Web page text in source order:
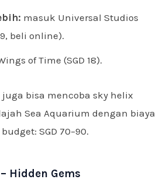
masuk Universal Studios
beli online).
of Time (SGD 18).
bisa mencoba sky helix
Sea Aquarium dengan biaya
SGD 70–90.
Hidden Gems